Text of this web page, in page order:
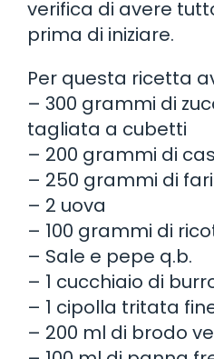
verifica di avere
prima di iniziare.
Per questa ricetta
– 300 grammi di
tagliata a cubetti
– 200 grammi di
– 250 grammi di
– 2 uova
– 100 grammi di
– Sale e pepe q.b.
– 1 cucchiaio di
– 1 cipolla tritata
– 200 ml di brodo